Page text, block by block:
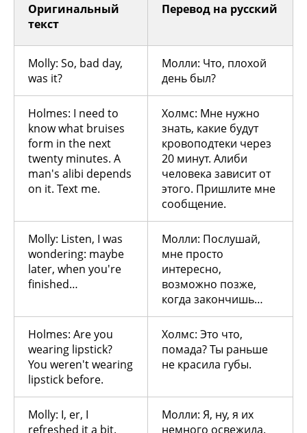
Оригинальный
текст
Перевод на русский
Molly: So, bad day,
was it?
Молли: Что, плохой
день был?
Holmes: I need to
know what bruises
form in the next
twenty minutes. A
man's alibi depends
on it. Text me.
Холмс: Мне нужно
знать, какие будут
кровоподтеки через
20 минут. Алиби
человека зависит от
этого. Пришлите мне
сообщение.
Molly: Listen, I was
wondering: maybe
later, when you're
finished…
Молли: Послушай,
мне просто
интересно,
возможно позже,
когда закончишь…
Holmes: Are you
wearing lipstick?
You weren't wearing
lipstick before.
Холмс: Это что,
помада? Ты раньше
не красила губы.
Molly: I, er, I
refreshed it a bit.
Молли: Я, ну, я их
немного освежила.